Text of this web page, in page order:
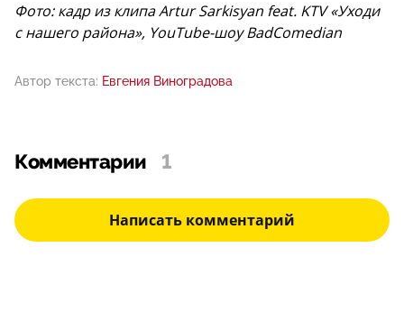
Фото: кадр из клипа Artur Sarkisyan feat. KTV «Уходи
с нашего района», YouTube-шоу BadComedian
Автор текста: Евгения Виноградова
Комментарии 1
Написать комментарий